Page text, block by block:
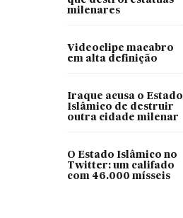
milenares
Videoclipe macabro
em alta definição
Iraque acusa o Estado
Islâmico de destruir
outra cidade milenar
O Estado Islâmico no
Twitter: um califado
com 46.000 mísseis